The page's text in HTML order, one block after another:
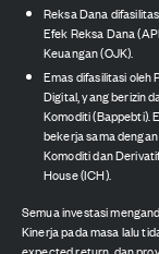
Reksa Dana
Efek Reksa Dana
Keuangan (OJK).
Emas difasilitasi oleh
Digital, yang berizin
Komoditi (Bappebti).
bekerja sama
Komoditi dan
House (ICH).
Semua investasi
Kinerja pada masa lalu